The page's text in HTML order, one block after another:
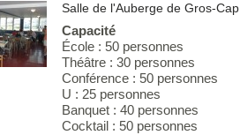
Salle de l'Auberge de Gros-Cap
Capacité
École : 50 personnes
Théâtre : 30 personnes
Conférence : 50 personnes
U : 25 personnes
Banquet : 40 personnes
Cocktail : 50 personnes